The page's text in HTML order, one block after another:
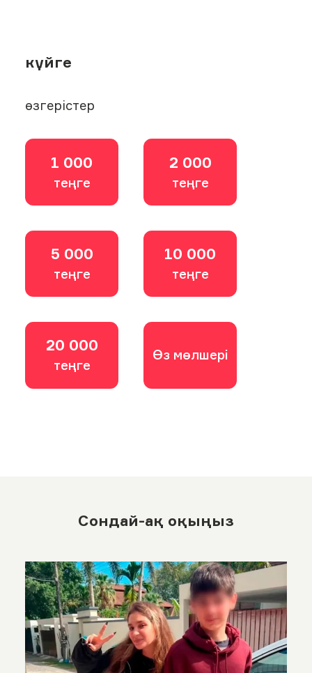
күйге
өзгерістер
1 000
теңге
2 000
теңге
5 000
теңге
10 000
теңге
20 000
теңге
Өз мөлшері
Сондай-ақ оқыңыз